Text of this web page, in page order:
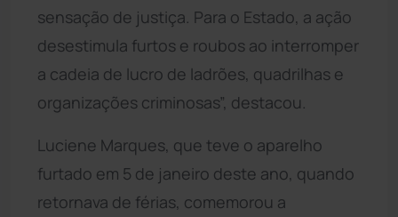
sensação de justiça. Para o Estado, a ação
desestimula furtos e roubos ao interromper
a cadeia de lucro de ladrões, quadrilhas e
organizações criminosas”, destacou.
Luciene Marques, que teve o aparelho
furtado em 5 de janeiro deste ano, quando
retornava de férias, comemorou a